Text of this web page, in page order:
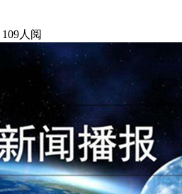
109人阅